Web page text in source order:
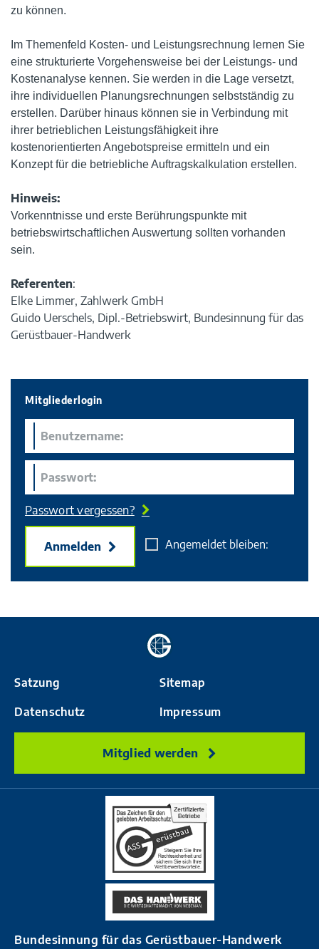
zu können.
Im Themenfeld Kosten- und Leistungsrechnung lernen Sie
eine strukturierte Vorgehensweise bei der Leistungs- und
Kostenanalyse kennen. Sie werden in die Lage versetzt,
ihre individuellen Planungsrechnungen selbstständig zu
erstellen. Darüber hinaus können sie in Verbindung mit
ihrer betrieblichen Leistungsfähigkeit ihre
kostenorientierten Angebotspreise ermitteln und ein
Konzept für die betriebliche Auftragskalkulation erstellen.
Hinweis:
Vorkenntnisse und erste Berührungspunkte mit
betriebswirtschaftlichen Auswertung sollten vorhanden
sein.
Referenten:
Elke Limmer, Zahlwerk GmbH
Guido Uerschels, Dipl.-Betriebswirt, Bundesinnung für das
Gerüstbauer-Handwerk
Mitgliederlogin
Passwort vergessen?
Anmelden Angemeldet bleiben:
Zur
Startseite
Satzung Sitemap
Datenschutz Impressum
Mitglied werden
Bundesinnung für das Gerüstbauer-Handwerk